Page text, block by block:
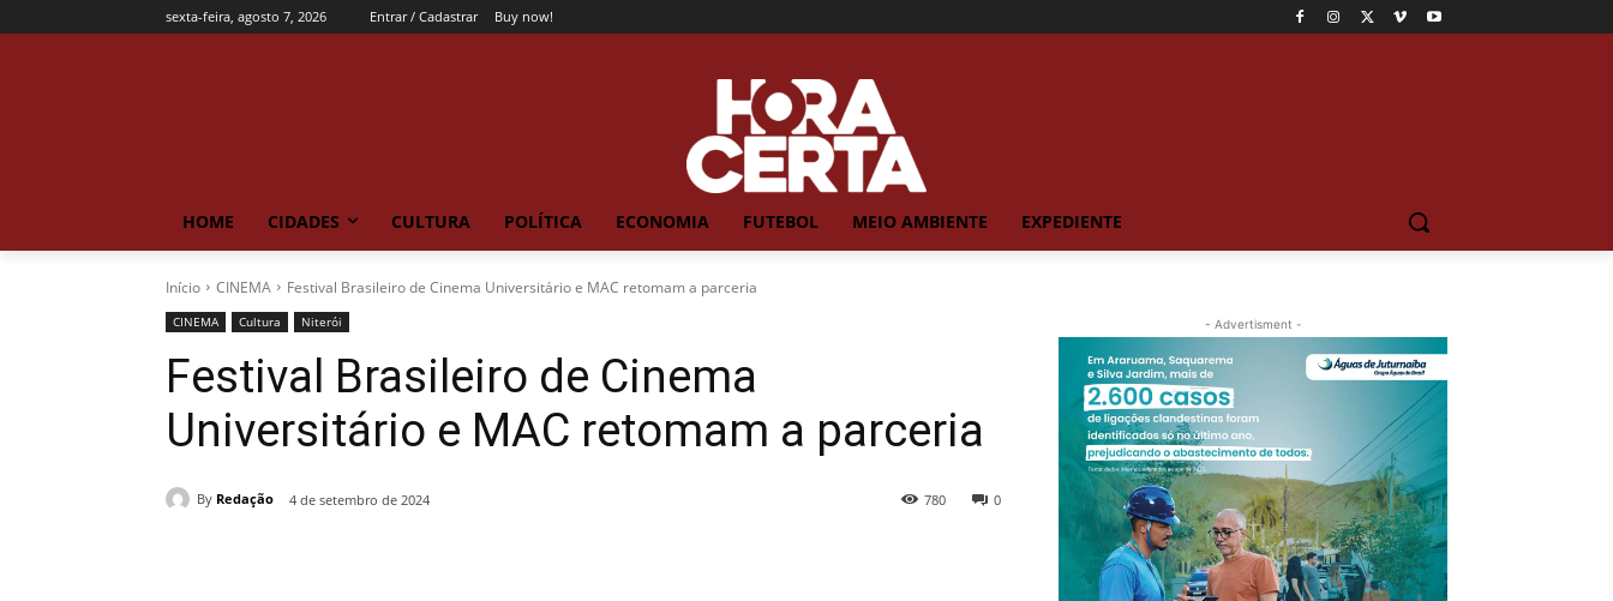
sexta-feira, agosto 7, 2026 Entrar / Cadastrar Buy now!
HOME CIDADES CULTURA POLÍTICA ECONOMIA FUTEBOL MEIO AMBIENTE EXPEDIENTE
Início CINEMA Festival Brasileiro de Cinema Universitário e MAC retomam a parceria
CINEMA Cultura Niterói
Festival Brasileiro de Cinema
Universitário e MAC retomam a parceria
By Redação 4 de setembro de 2024 0
780
- Advertisment -